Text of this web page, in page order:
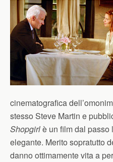
cinematografica
stesso Steve Martin e
Shopgirlè un film dal passo
elegante. Merito sopratutto
danno ottimamente vita a